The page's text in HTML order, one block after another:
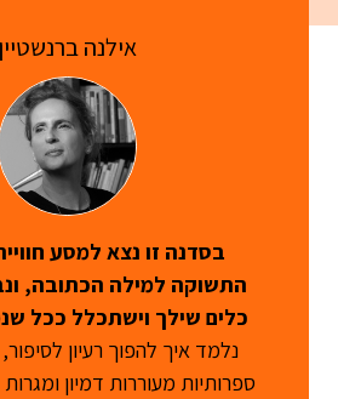
אילנה ברנשטיין
בסדנה זו נצא למסע
התשוקה למילה הכתובה,
כלים שילך וישתכלל ככל
נלמד איך להפוך רעיון
ספרותיות מעוררות דמיון